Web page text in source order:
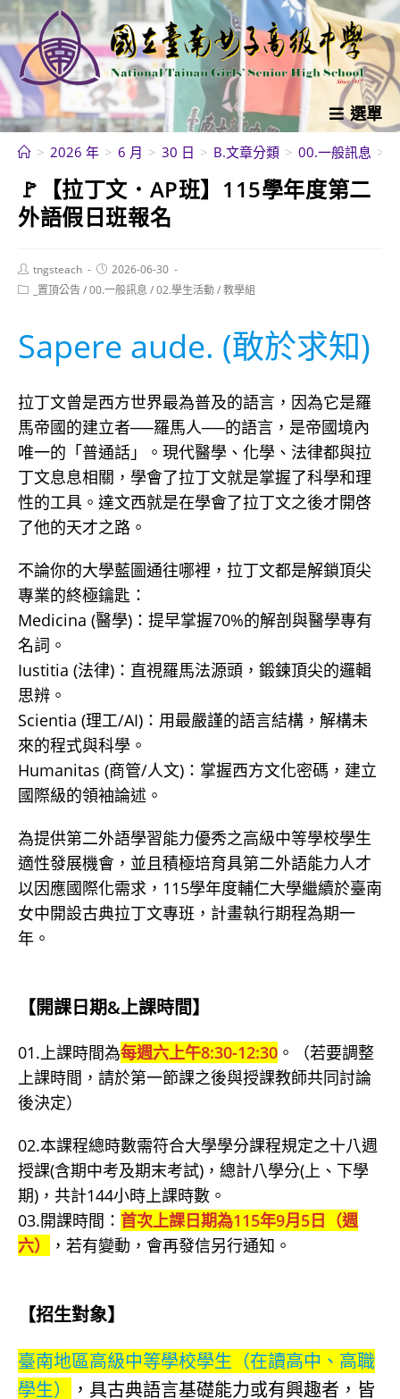
跳
轉
至
主
要
內
選單
> 2026 年 > 6 月 > 30 日 > B.文章分類 > 00.一般訊息 >
🚩【拉丁文．AP班】115學年度第二
外語假日班報名
Post
author:
tngsteach
Post
published:
2026-06-30
Post _置頂公告/00.一般訊息 /02.學生活動/教學組
Sapere aude. (敢於求知)
拉丁文曾是西方世界最為普及的語言，因為它是羅
馬帝國的建立者──羅馬人──的語言，是帝國境內
唯一的「普通話」。現代醫學、化學、法律都與拉
丁文息息相關，學會了拉丁文就是掌握了科學和理
性的工具。達文西就是在學會了拉丁文之後才開啓
了他的天才之路。
不論你的大學藍圖通往哪裡，拉丁文都是解鎖頂尖
專業的終極鑰匙：
Medicina (醫學)：提早掌握70%的解剖與醫學專有
名詞。
Iustitia (法律)：直視羅馬法源頭，鍛鍊頂尖的邏輯
思辨。
Scientia (理工/AI)：用最嚴謹的語言結構，解構未
來的程式與科學。
Humanitas (商管/人文)：掌握西方文化密碼，建立
國際級的領袖論述。
為提供第二外語學習能力優秀之高級中等學校學生
適性發展機會，並且積極培育具第二外語能力人才
以因應國際化需求，115學年度輔仁大學繼續於臺南
女中開設古典拉丁文專班，計畫執行期程為期一
年。
【開課日期&上課時間】
01.上課時間為每週六上午8:30-12:30 。（若要調整
上課時間，請於第一節課之後與授課教師共同討論
後決定）
02.本課程總時數需符合大學學分課程規定之十八週
授課(含期中考及期末考試)，總計八學分(上、下學
期)，共計144小時上課時數。
03.開課時間： 首次上課日期為115年9月5日（週
六）
，若有變動，會再發信另行通知。
【招生對象】
臺南地區高級中等學校學生（在讀高中、高職
學生）
，具古典語言基礎能力或有興趣者，皆